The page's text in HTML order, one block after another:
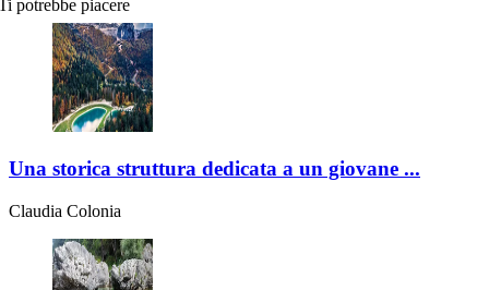
potrebbe piacere
Una storica struttura dedicata a un giovane ...
Claudia Colonia